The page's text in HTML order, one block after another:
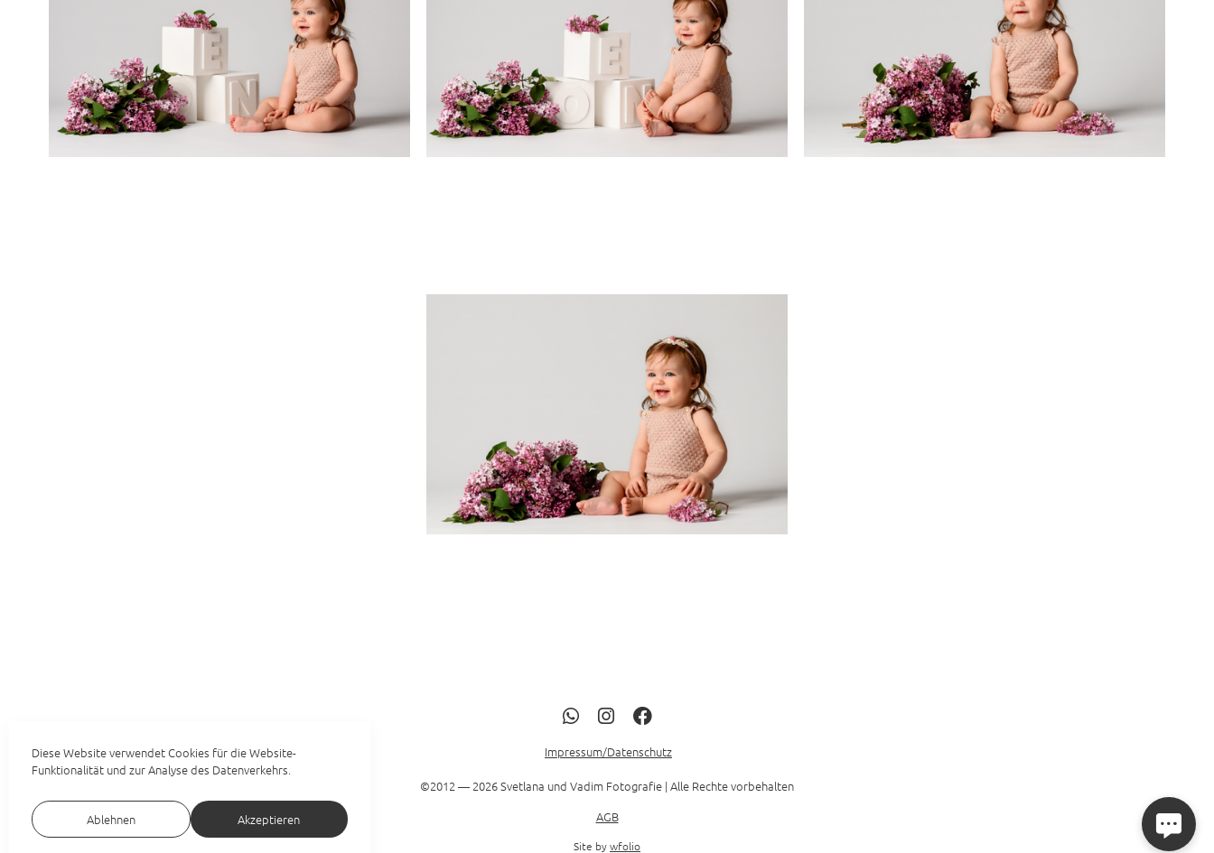
Impressum/Datenschutz
©2012 — 2026 Svetlana und Vadim Fotografie | Alle Rechte vorbehalten
AGB
Site bywfolio
Diese Website verwendet Cookies für die Website-
Funktionalität und zur Analyse des Datenverkehrs.
Ablehnen Akzeptieren